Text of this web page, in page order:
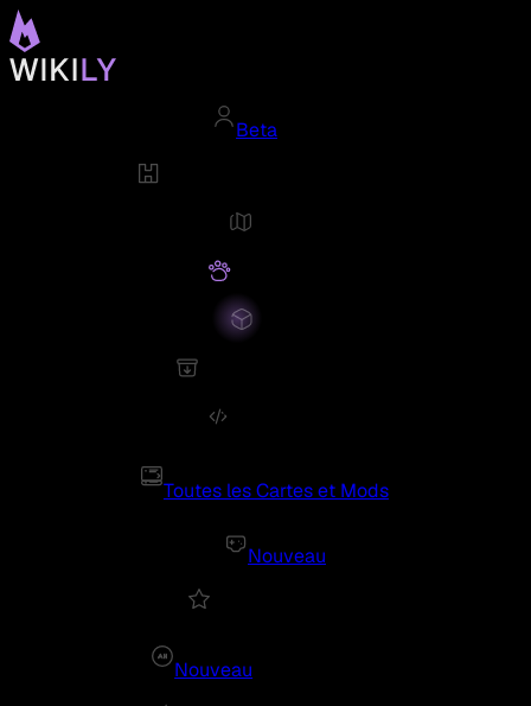
Beta
Toutes les Cartes et Mods
Nouveau
Nouveau